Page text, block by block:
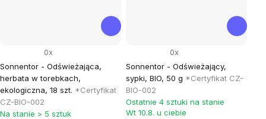
Sonnentor - Odświeżająca,
herbata w torebkach,
ekologiczna, 18 szt. *Certyfikat
CZ-BIO-002
0x
Na stanie > 5 sztuk
Sonnentor - Odświeżający,
sypki, BIO, 50 g *Certyfikat CZ-
BIO-002
0x
Ostatnie 4 sztuki na stanie
Wt 10.8. u ciebie